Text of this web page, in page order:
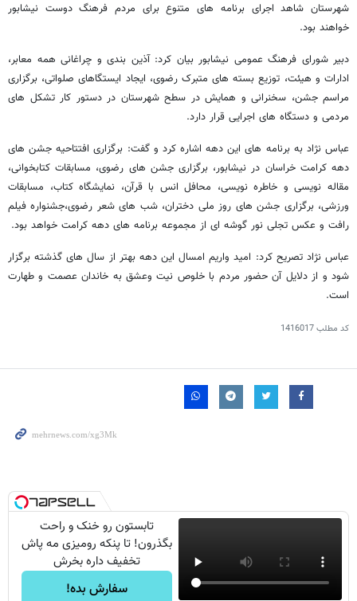
شهرستان شاهد اجرای برنامه های متنوع برای مردم فرهنگ دوست نیشابور
خواهند بود.
دبیر شورای فرهنگ عمومی نیشابور بیان کرد: آذین بندی و چراغانی همه معابر،
ادارات و هیئت، توزیع بسته های متبرک رضوی، ایجاد ایستگاهای صلواتی، برگزاری
مراسم جشن، سخنرانی و همایش در سطح شهرستان در دستور کار تشکل های
مردمی و دستگاه های اجرایی قرار دارد.
عباس نژاد به برنامه های این دهه اشاره کرد و گفت: برگزاری افتتاحیه جشن های
دهه کرامت خراسان در نیشابور، برگزاری جشن های رضوی، مسابقات کتابخوانی،
مقاله نویسی و خاطره نویسی، محافل انس با قرآن، نمایشگاه کتاب، مسابقات
ورزشی، برگزاری جشن های روز ملی دختران، شب های شعر رضوی،جشنواره فیلم
رافت و عکس تجلی نور گوشه ای از مجموعه برنامه های دهه کرامت خواهد بود.
عباس نژاد تصریح کرد: امید واریم امسال این دهه بهتر از سال های گذشته برگزار
شود و از دلایل آن حضور مردم با خلوص نیت وعشق به خاندان عصمت و طهارت
است.
کد مطلب1416017
تابستون رو خنک و راحت
بگذرون! تا پنکه رومیزی مه پاش
تخفیف داره بخرش
سفارش بده!